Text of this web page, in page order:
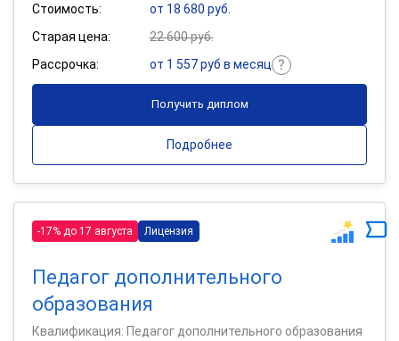
Стоимость:
от 18 680 руб.
Старая цена:
22 600 руб.
Рассрочка:
от 1 557 руб в месяц
Получить диплом
Подробнее
-17% до 17 августа Лицензия
Педагог дополнительного
образования
Квалификация: Педагог дополнительного образования